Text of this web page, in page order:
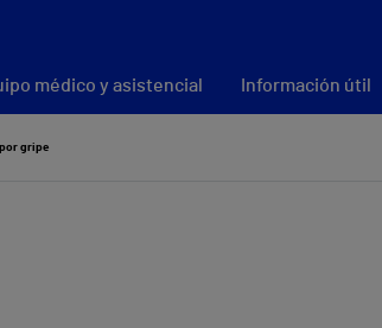
médico y asistencial Información útil
por gripe